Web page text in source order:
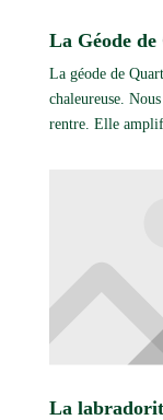
La Géode
La géode de
chaleureuse.
rentre. Elle
La